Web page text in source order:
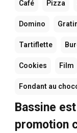
Café Pizza
Domino
Tartiflette
Cookies Film
Fondant au
Bassine
promotion